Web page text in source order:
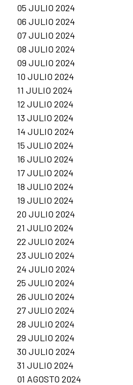
05 JULIO 2024
06 JULIO 2024
07 JULIO 2024
08 JULIO 2024
09 JULIO 2024
10 JULIO 2024
11 JULIO 2024
12 JULIO 2024
13 JULIO 2024
14 JULIO 2024
15 JULIO 2024
16 JULIO 2024
17 JULIO 2024
18 JULIO 2024
19 JULIO 2024
20 JULIO 2024
21 JULIO 2024
22 JULIO 2024
23 JULIO 2024
24 JULIO 2024
25 JULIO 2024
26 JULIO 2024
27 JULIO 2024
28 JULIO 2024
29 JULIO 2024
30 JULIO 2024
31 JULIO 2024
01 AGOSTO 2024